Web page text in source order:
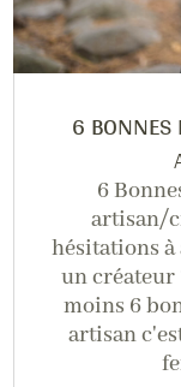
6 BONNES
6
artisan/
hésitations à
un créateur
moins 6
artisan